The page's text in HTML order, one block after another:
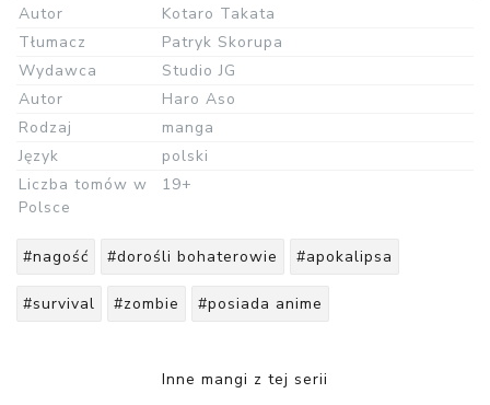
Autor
Kotaro Takata
Tłumacz
Patryk Skorupa
Wydawca
Studio JG
Autor
Haro Aso
Rodzaj
manga
Język
polski
Liczba tomów w
Polsce
19+
#nagość #dorośli bohaterowie #apokalipsa
#survival #zombie #posiada anime
Inne mangi z tej serii